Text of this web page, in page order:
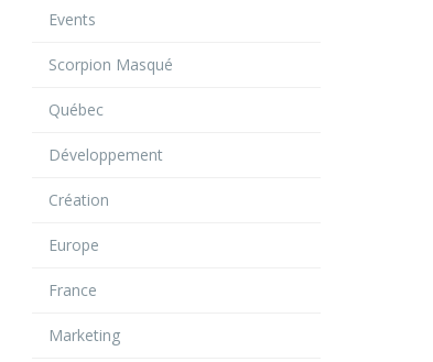
Events
Scorpion Masqué
Québec
Développement
Création
Europe
France
Marketing